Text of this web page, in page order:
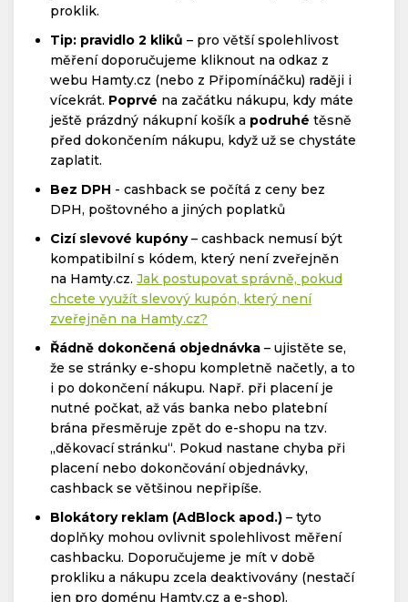
proklik.
Tip: pravidlo 2 kliků – pro větší spolehlivost
měření doporučujeme kliknout na odkaz z
webu Hamty.cz (nebo z Připomínáčku) raději i
vícekrát. Poprvé na začátku nákupu, kdy máte
ještě prázdný nákupní košík a podruhé těsně
před dokončením nákupu, když už se chystáte
zaplatit.
Bez DPH - cashback se počítá z ceny bez
DPH, poštovného a jiných poplatků
Cizí slevové kupóny– cashback nemusí být
kompatibilní s kódem, který není zveřejněn
na Hamty.cz. Jak postupovat správně, pokud
chcete využít slevový kupón, který není
zveřejněn na Hamty.cz?
Řádně dokončená objednávka – ujistěte se,
že se stránky e-shopu kompletně načetly, a to
i po dokončení nákupu. Např. při placení je
nutné počkat, až vás banka nebo platební
brána přesměruje zpět do e-shopu na tzv.
„děkovací stránku“. Pokud nastane chyba při
placení nebo dokončování objednávky,
cashback se většinou nepřipíše.
Blokátory reklam (AdBlock apod.) – tyto
doplňky mohou ovlivnit spolehlivost měření
cashbacku. Doporučujeme je mít v době
prokliku a nákupu zcela deaktivovány (nestačí
jen pro doménu Hamty.cz a e-shop).